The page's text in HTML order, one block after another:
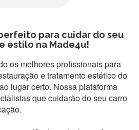
para cuidar do seu
estilo na Made4u!
os melhores profissionais para
e tratamento estético do
lugar certo. Nossa plataforma
que cuidarão do seu carro